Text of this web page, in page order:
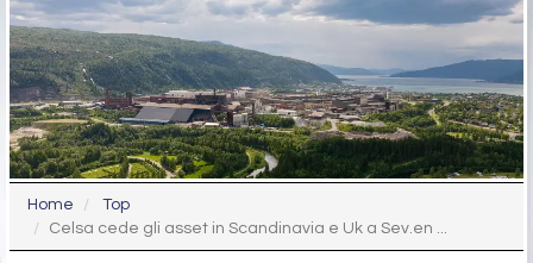
Home
Top
Celsa cede gli asset in Scandinavia e Uk a Sev.en ...